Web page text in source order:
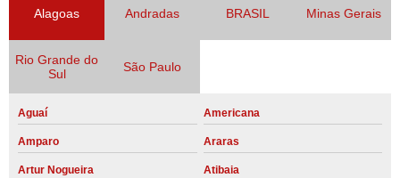
Alagoas Andradas BRASIL Minas Gerais
Rio Grande do
Sul
São Paulo
Aguaí Americana
Amparo Araras
Artur Nogueira Atibaia